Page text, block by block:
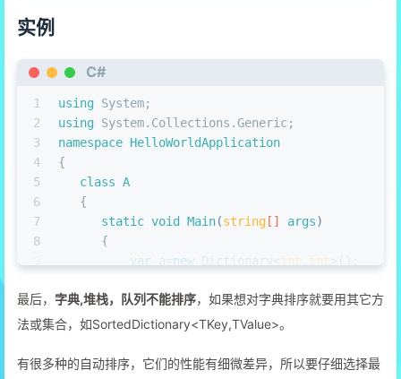
实例
C#
1
2
3
4
5
6
7
8
11
12
14
using System;
using System.Collections.Generic;
namespace HelloWorldApplication
{
class A
   {
static void Main(string [] args)
      {
var
new Dictionary< int int
          a.Add(
0,1);
          Console.WriteLine(
"删去前的Count"
          Console.WriteLine(a[
12]);
最后， 字典,堆栈，队列不能排序，如果想对字典排序就要用其它方
法或集合，如SortedDictionary<TKey,TValue>。
有很多种的自动排序，它们的性能有细微差异，所以要仔细选择最